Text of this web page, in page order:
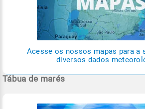
Acesse os nossos mapas para a
diversos dados
Tábua de marés